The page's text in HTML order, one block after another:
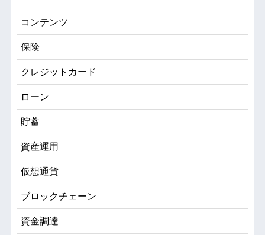
コンテンツ
保険
クレジットカード
ローン
貯蓄
資産運用
仮想通貨
ブロックチェーン
資金調達